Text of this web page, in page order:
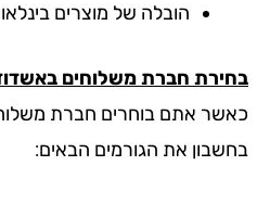
הובלה של מוצרים בינלאומיים
חברת משלוחים באשדוד
אתם בוחרים חברת משלוחים
את הגורמים הבאים: